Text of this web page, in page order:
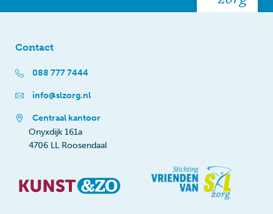
Contact
088 777 7444
info@slzorg.nl
Centraal kantoor
Onyxdijk 161a
4706 LL Roosendaal